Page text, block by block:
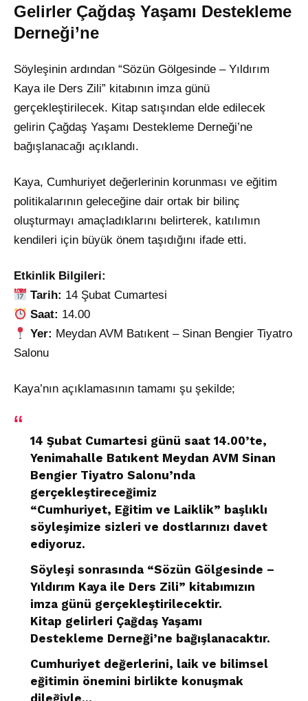
Gelirler Çağdaş Yaşamı Destekleme
Derneği’ne
Söyleşinin ardından “Sözün Gölgesinde – Yıldırım
Kaya ile Ders Zili” kitabının imza günü
gerçekleştirilecek. Kitap satışından elde edilecek
gelirin Çağdaş Yaşamı Destekleme Derneği’ne
bağışlanacağı açıklandı.
Kaya, Cumhuriyet değerlerinin korunması ve eğitim
politikalarının geleceğine dair ortak bir bilinç
oluşturmayı amaçladıklarını belirterek, katılımın
kendileri için büyük önem taşıdığını ifade etti.
Etkinlik Bilgileri:
Tarih: 14 Şubat Cumartesi
Saat: 14.00
Yer: Meydan AVM Batıkent – Sinan Bengier Tiyatro
Salonu
Kaya’nın açıklamasının tamamı şu şekilde;
14 Şubat Cumartesi günü saat 14.00’te,
Yenimahalle Batıkent Meydan AVM Sinan
Bengier Tiyatro Salonu’nda
gerçekleştireceğimiz
“Cumhuriyet, Eğitim ve Laiklik” başlıklı
söyleşimize sizleri ve dostlarınızı davet
ediyoruz.
Söyleşi sonrasında “Sözün Gölgesinde –
Yıldırım Kaya ile Ders Zili” kitabımızın
imza günü gerçekleştirilecektir.
Kitap gelirleri Çağdaş Yaşamı
Destekleme Derneği’ne bağışlanacaktır.
Cumhuriyet değerlerini, laik ve bilimsel
eğitimin önemini birlikte konuşmak